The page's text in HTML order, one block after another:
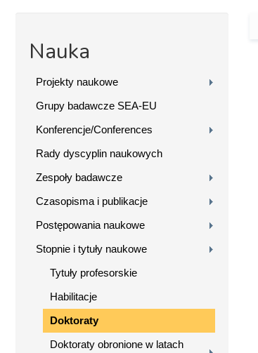
Nauka
Projekty naukowe
Grupy badawcze SEA-EU
Konferencje/Conferences
Rady dyscyplin naukowych
Zespoły badawcze
Czasopisma i publikacje
Postępowania naukowe
Stopnie i tytuły naukowe
Tytuły profesorskie
Habilitacje
Doktoraty
Doktoraty obronione w latach